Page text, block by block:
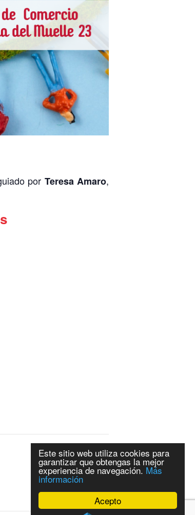
Acepto
Este sitio web utiliza cookies para
garantizar que obtengas la mejor
experiencia de navegación. Más
información
por Teresa Amaro,
Demo Day Fase II